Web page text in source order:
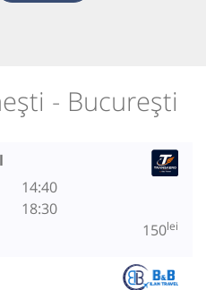
- București
14:40
18:30
150lei